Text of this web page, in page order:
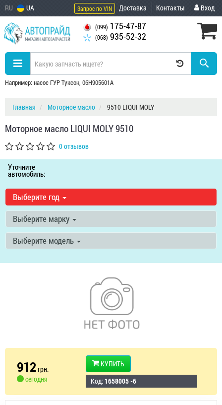
RU UA Запрос по VIN Доставка Контакты Вход
(099) 175-47-87
(068) 935-52-32
Например: насос ГУР Туксон, 06H905601A
Главная Моторное масло 9510 LIQUI MOLY
Моторное масло LIQUI MOLY 9510
0 отзывов
Уточните
автомобиль:
Выберите год
Выберите марку
Выберите модель
912грн.
сегодня
КУПИТЬ
Код: 1658005 -6